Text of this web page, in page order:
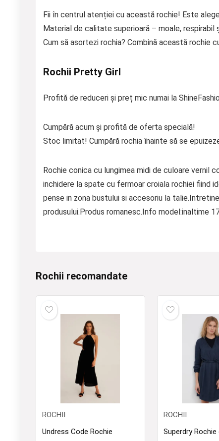
Fii în centrul atenției cu această rochie! Este
Material de calitate superioară – moale,
Cum să asortezi rochia? Combină această rochie
Rochii Pretty Girl
Profită de reduceri și preț mic numai la
Cumpără acum și profită de oferta specială!
Stoc limitat! Cumpără rochia înainte să se
Rochie conica cu lungimea midi de culoare
inchidere la spate cu fermoar croiala rochiei fiind
pense in zona bustului si accesoriu la
produsului.Produs romanesc.Info model:inaltime
Rochii recomandate
ROCHII
Undress Code Rochie
ROCHII
Superdry